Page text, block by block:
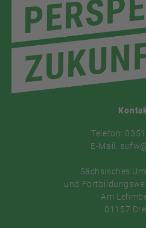
Telefon:
E-Mail:
Sächsisches
und
Am
01157